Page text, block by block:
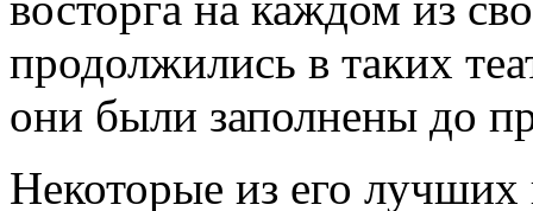
продолжились в таких
они были заполнены до
Некоторые из его лучших